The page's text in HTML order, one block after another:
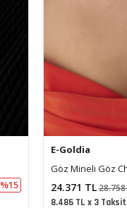
%15
E-Goldia
Anahtar Taşlı
12.782 TL15.083
4.451 TL x 3 Taksit